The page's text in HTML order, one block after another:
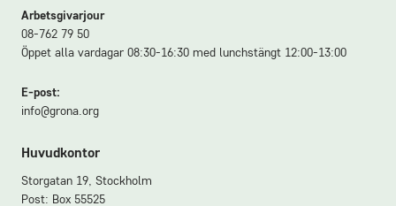
Arbetsgivarjour
08-762 79 50
Öppet alla vardagar 08:30-16:30 med lunchstängt 12:00-13:00
E-post:
info@grona.org
Huvudkontor
Storgatan 19, Stockholm
Post: Box 55525